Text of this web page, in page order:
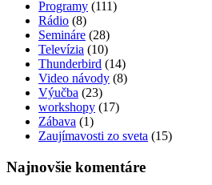
Programy (111)
Rádio (8)
Semináre (28)
Televízia (10)
Thunderbird (14)
Video návody (8)
Výučba (23)
workshopy (17)
Zábava (1)
Zaujímavosti zo sveta (15)
Najnovšie komentáre